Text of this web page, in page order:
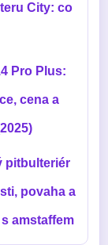
City: co
Pro Plus:
cena a
pitbulteriér
povaha a
amstaffem